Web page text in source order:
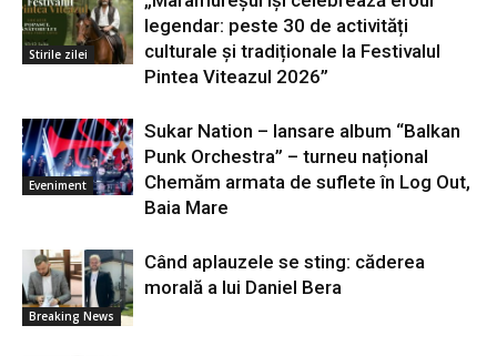
Stirile zilei
legendar: peste 30 de activități
culturale și tradiționale la Festivalul
Pintea Viteazul 2026”
Eveniment
Sukar Nation – lansare album “Balkan
Punk Orchestra” – turneu național
Chemăm armata de suflete în Log Out,
Baia Mare
Breaking News
Când aplauzele se sting: căderea
morală a lui Daniel Bera